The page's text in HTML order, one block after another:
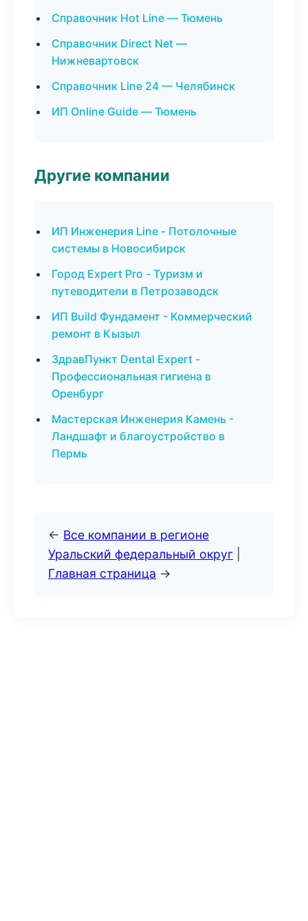
Справочник Hot Line — Тюмень
Справочник Direct Net —
Нижневартовск
Справочник Line 24 — Челябинск
ИП Online Guide — Тюмень
Другие компании
ИП Инженерия Line - Потолочные
системы в Новосибирск
Город Expert Pro - Туризм и
путеводители в Петрозаводск
ИП Build Фундамент - Коммерческий
ремонт в Кызыл
ЗдравПункт Dental Expert -
Профессиональная гигиена в
Оренбург
Мастерская Инженерия Камень -
Ландшафт и благоустройство в
Пермь
← Все компании в регионе
Уральский федеральный округ
Главная страница →